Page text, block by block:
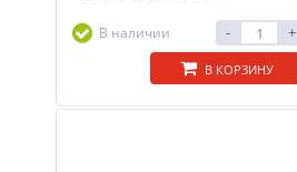
В наличии - +
В КОРЗИНУ